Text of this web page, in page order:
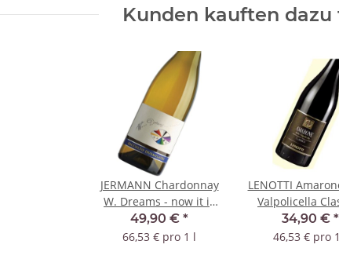
Kunden kauften
JERMANN Chardonnay
W. Dreams - now it is
just wine 2022 IGT
49,90 € *
66,53 € pro 1 l
LENOTTI
Valpolicella
2018 DOC
34,90 € *
46,53 € pro